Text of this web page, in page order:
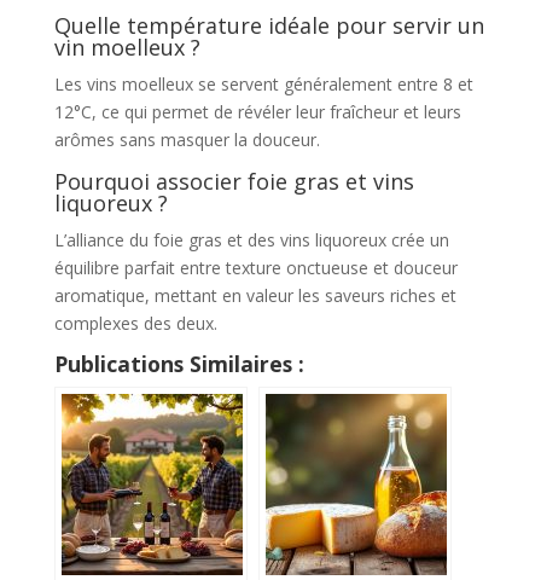
Quelle température idéale pour servir un
vin moelleux ?
Les vins moelleux se servent généralement entre 8 et
12°C, ce qui permet de révéler leur fraîcheur et leurs
arômes sans masquer la douceur.
Pourquoi associer foie gras et vins
liquoreux ?
L’alliance du foie gras et des vins liquoreux crée un
équilibre parfait entre texture onctueuse et douceur
aromatique, mettant en valeur les saveurs riches et
complexes des deux.
Publications Similaires :